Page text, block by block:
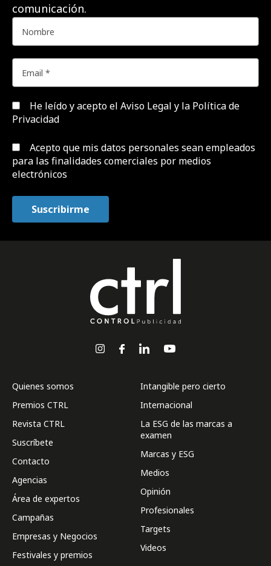
comunicación.
He leído y acepto el Aviso Legal y la Política de
Privacidad
Acepto que mis datos personales sean empleados
para las finalidades comerciales por medios
electrónicos
Quienes somos
Premios CTRL
Revista CTRL
Suscríbete
Contacto
Agencias
Área de expertos
Campañas
Empresas y Negocios
Festivales y premios
Intangible pero cierto
Internacional
La ESG de las marcas a
examen
Marcas y ESG
Medios
Opinión
Profesionales
Targets
Videos